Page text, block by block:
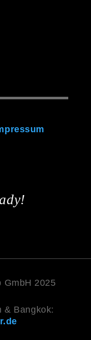
GmbH 2025
Bangkok: